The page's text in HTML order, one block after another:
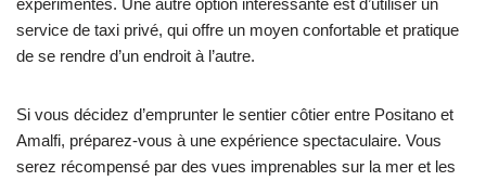
service de taxi privé, qui offre un moyen confortable et pratique
de se rendre d’un endroit à l’autre.
Si vous décidez d’emprunter le sentier côtier entre Positano et
Amalfi, préparez-vous à une expérience spectaculaire. Vous
serez récompensé par des vues imprenables sur la mer et les